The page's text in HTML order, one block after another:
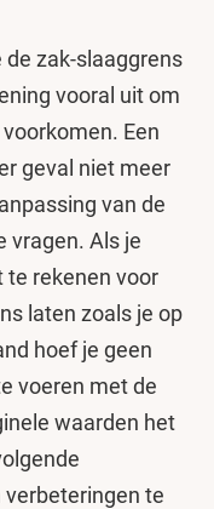
zak-slaaggrens
vooral uit om
Een
geval niet meer
van de
vragen. Als je
te rekenen voor
laten zoals je op
hoef je geen
voeren met de
waarden het
te